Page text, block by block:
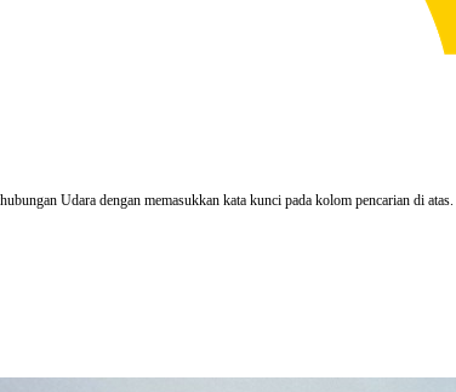
Udara dengan memasukkan kata kunci pada kolom pencarian di atas.